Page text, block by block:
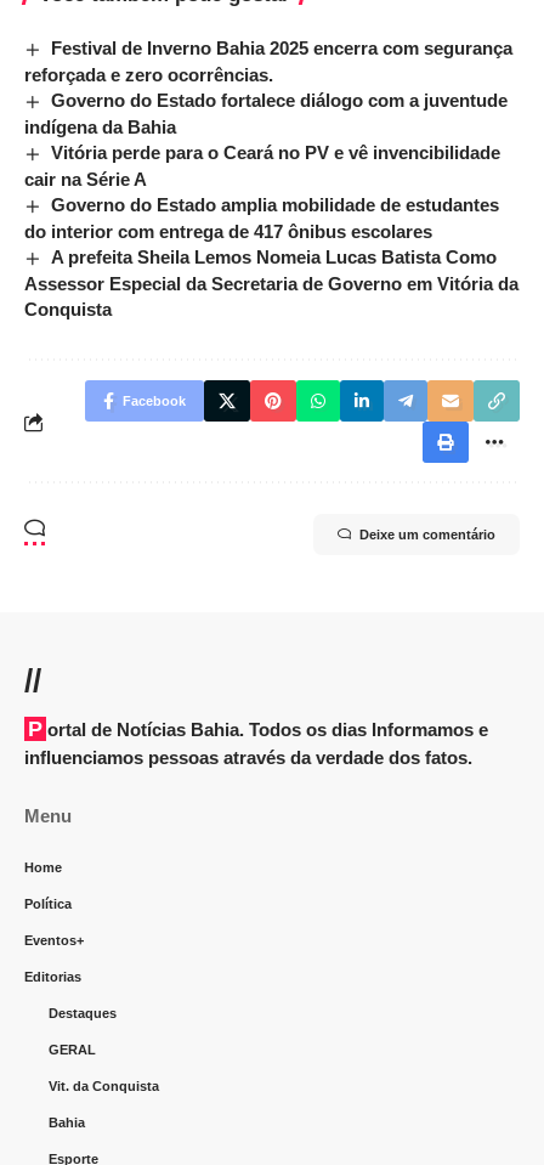
Festival de Inverno Bahia 2025 encerra com segurança
reforçada e zero ocorrências.
Governo do Estado fortalece diálogo com a juventude
indígena da Bahia
Vitória perde para o Ceará no PV e vê invencibilidade
cair na Série A
Governo do Estado amplia mobilidade de estudantes
do interior com entrega de 417 ônibus escolares
A prefeita Sheila Lemos Nomeia Lucas Batista Como
Assessor Especial da Secretaria de Governo em Vitória da
Conquista
Facebook
Deixe um comentário
//
Portal de Notícias Bahia. Todos os dias Informamos e
influenciamos pessoas através da verdade dos fatos.
Menu
Home
Política
Eventos+
Editorias
Destaques
GERAL
Vit. da Conquista
Bahia
Esporte